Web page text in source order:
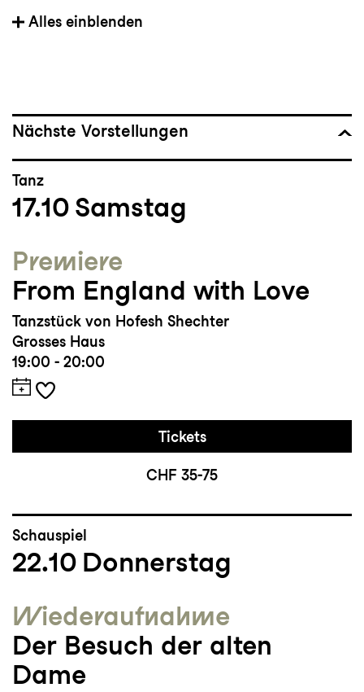
Mitglied der Tanzkompanie seit: 2017
Bedeutsame Choreografien: Venezuela von
Yes We Can’t von William Forsythe
Studium/Ausbildung: Junges Ensemble am
Essen Werden, Bühnentanz (BA) an Palucca
Hochschule für Tanz Dresden
Auszeichnungen und Sonstiges: Stipendium
für das «International Choreographer in
Residence» Programm am American Dance
Festival 2016, Empfängerin des
Deutschlandstipendiums 2016/17
Alles einblenden
Nächste Vorstellungen
Tanz
17.10 Samstag
Premiere
From England with Love
Tanzstück von Hofesh Shechter
Grosses Haus
19:00 - 20:00
Tickets
CHF 35-75
Schauspiel
22.10 Donnerstag
Wieder­aufnahme
Der Besuch der alten
Dame